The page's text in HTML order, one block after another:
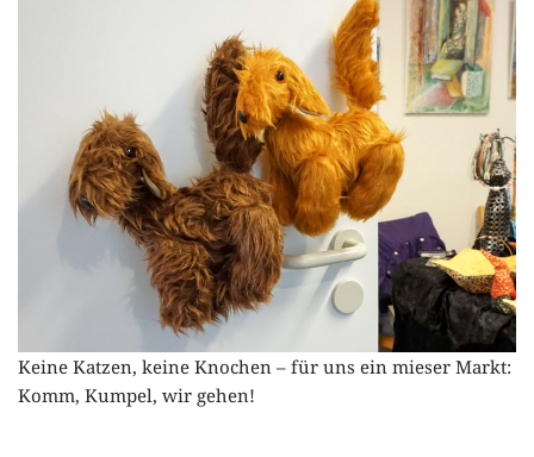
Keine Katzen, keine Knochen – für uns ein mieser Markt:
Komm, Kumpel, wir gehen!